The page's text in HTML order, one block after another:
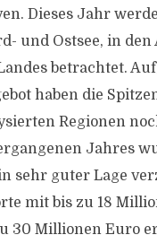
Dieses Jahr
und Ostsee, in den
betrachtet.
haben die
Regionen
Jahres
sehr guter Lage
mit bis zu 18
30 Millionen Euro